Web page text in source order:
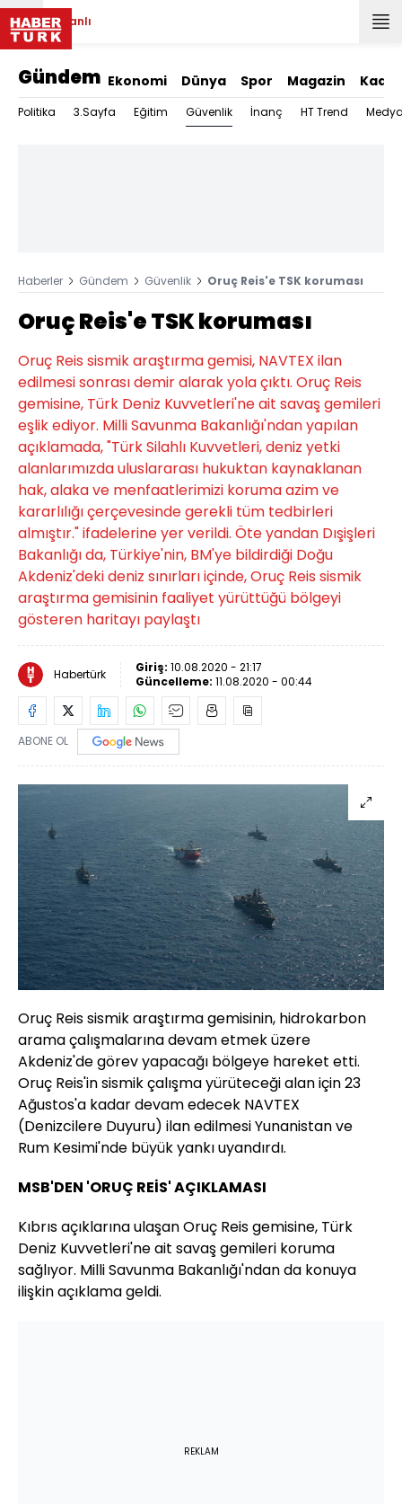
Canlı
Gündem Ekonomi Dünya Spor Magazin Kadın
Politika 3.Sayfa Eğitim Güvenlik İnanç HT Trend
Haberler Gündem Güvenlik Oruç Reis'e TSK koruması
Oruç Reis'e TSK koruması
Oruç Reis sismik araştırma gemisi, NAVTEX ilan
edilmesi sonrası demir alarak yola çıktı. Oruç Reis
gemisine, Türk Deniz Kuvvetleri'ne ait savaş gemileri
eşlik ediyor. Milli Savunma Bakanlığı'ndan yapılan
açıklamada, "Türk Silahlı Kuvvetleri, deniz yetki
alanlarımızda uluslararası hukuktan kaynaklanan
hak, alaka ve menfaatlerimizi koruma azim ve
kararlılığı çerçevesinde gerekli tüm tedbirleri
almıştır." ifadelerine yer verildi. Öte yandan Dışişleri
Bakanlığı da, Türkiye'nin, BM'ye bildirdiği Doğu
Akdeniz'deki deniz sınırları içinde, Oruç Reis sismik
araştırma gemisinin faaliyet yürüttüğü bölgeyi
gösteren haritayı paylaştı
Habertürk Giriş: 10.08.2020 - 21:17
Güncelleme: 11.08.2020 - 00:44
ABONE OL
Oruç Reis sismik araştırma gemisinin, hidrokarbon
arama çalışmalarına devam etmek üzere
Akdeniz'de görev yapacağı bölgeye hareket etti.
Oruç Reis'in sismik çalışma yürüteceği alan için 23
Ağustos'a kadar devam edecek NAVTEX
(Denizcilere Duyuru) ilan edilmesi Yunanistan ve
Rum Kesimi'nde büyük yankı uyandırdı.
MSB'DEN 'ORUÇ REİS' AÇIKLAMASI
Kıbrıs açıklarına ulaşan Oruç Reis gemisine, Türk
Deniz Kuvvetleri'ne ait savaş gemileri koruma
sağlıyor. Milli Savunma Bakanlığı'ndan da konuya
ilişkin açıklama geldi.
REKLAM